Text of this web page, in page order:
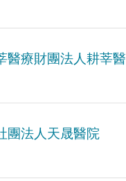
醫療財團法人耕莘醫
團法人天晟醫院